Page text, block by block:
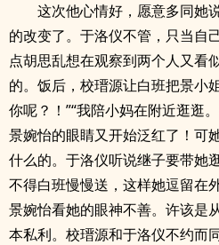
这次他心情好，愿意多同她
的改变了。于洛仪不管，只当自
点胡思乱想在观察到两个人又看
的。饭后，校瑨源让白班把景小
你呢？！”“我陪小妈在附近逛逛
景婉怡的眼睛又开始泛红了！可
什么的。于洛仪听说继子要带她
不得白班慢慢送，这样她逗留在
景婉怡看她的眼神不善。许该是
本私利。校瑨源和于洛仪不约而